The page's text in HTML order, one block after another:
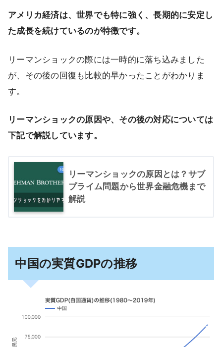
アメリカ経済は、世界でも特に強く、長期的に安定し
た成長を続けているのが特徴です。
リーマンショックの際には一時的に落ち込みました
が、その後の回復も比較的早かったことがわかりま
す。
リーマンショックの原因や、その後の対応については
下記で解説しています。
リーマンショックの原因とは？サブ
プライム問題から世界金融危機まで
解説
中国の実質GDPの推移